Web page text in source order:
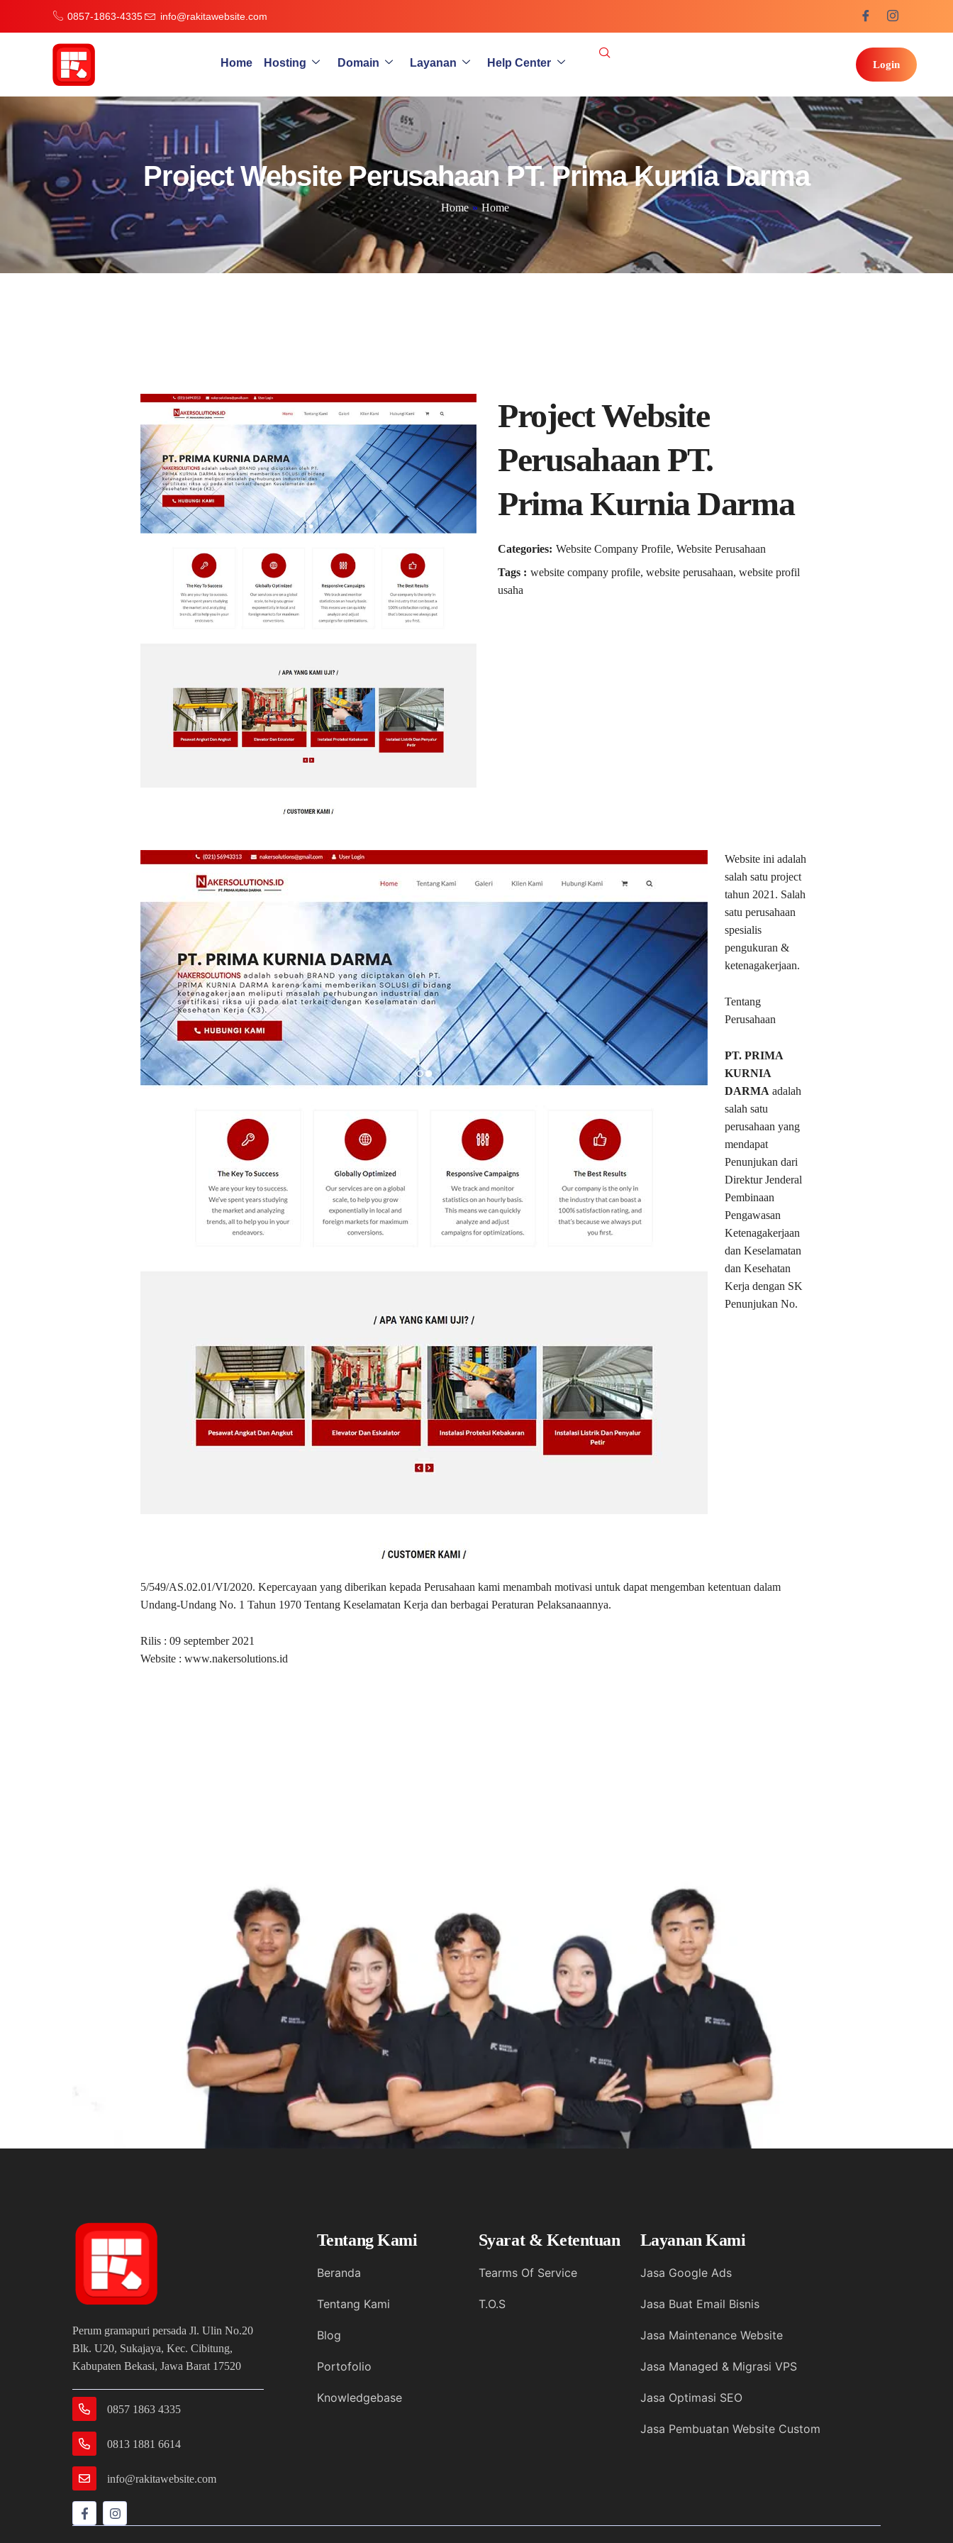
0857-1863-4335 info@rakitawebsite.com
Home Hosting Domain Layanan Help Center Login
Project Website Perusahaan PT. Prima Kurnia Darma
Home » Home
Project Website
Perusahaan PT.
Prima Kurnia Darma
Categories: Website Company Profile, Website Perusahaan
Tags : website company profile, website perusahaan, website profil
usaha
Website ini adalah
salah satu project
tahun 2021. Salah
satu perusahaan
spesialis
pengukuran &
ketenagakerjaan.
Tentang
Perusahaan
PT. PRIMA
KURNIA
DARMA adalah
salah satu
perusahaan yang
mendapat
Penunjukan dari
Direktur Jenderal
Pembinaan
Pengawasan
Ketenagakerjaan
dan Keselamatan
dan Kesehatan
Kerja dengan SK
Penunjukan No.
5/549/AS.02.01/VI/2020. Kepercayaan yang diberikan kepada Perusahaan kami menambah motivasi untuk dapat mengemban ketentuan dalam
Undang-Undang No. 1 Tahun 1970 Tentang Keselamatan Kerja dan berbagai Peraturan Pelaksanaannya.
Rilis : 09 september 2021
Website : www.nakersolutions.id
Perum gramapuri persada Jl. Ulin No.20
Blk. U20, Sukajaya, Kec. Cibitung,
Kabupaten Bekasi, Jawa Barat 17520
0857 1863 4335
0813 1881 6614
info@rakitawebsite.com
Tentang Kami
Beranda
Tentang Kami
Blog
Portofolio
Knowledgebase
Syarat & Ketentuan
Tearms Of Service
T.O.S
Layanan Kami
Jasa Google Ads
Jasa Buat Email Bisnis
Jasa Maintenance Website
Jasa Managed & Migrasi VPS
Jasa Optimasi SEO
Jasa Pembuatan Website Custom